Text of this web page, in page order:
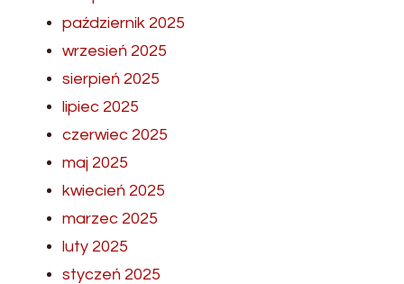
październik 2025
wrzesień 2025
sierpień 2025
lipiec 2025
czerwiec 2025
maj 2025
kwiecień 2025
marzec 2025
luty 2025
styczeń 2025